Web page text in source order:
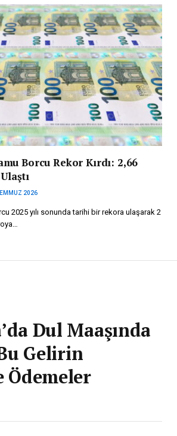
Borcu Rekor Kırdı: 2,66
2026
2025 yılı sonunda tarihi bir rekora ulaşarak 2
Dul Maaşında
Gelirin
Ödemeler